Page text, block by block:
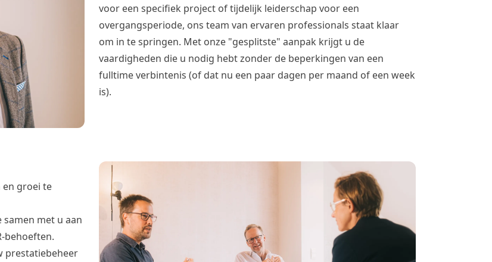
voor een specifiek project of tijdelijk leiderschap voor een
overgangsperiode, ons team van ervaren professionals staat klaar
om in te springen. Met onze "gesplitste" aanpak krijgt u de
vaardigheden die u nodig hebt zonder de beperkingen van een
fulltime verbintenis (of dat nu een paar dagen per maand of een week
is).
en groei te
samen met u aan
behoeften.
prestatiebeheer